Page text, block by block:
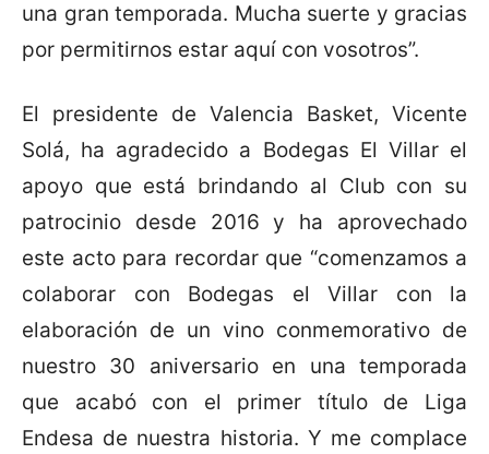
una gran temporada. Mucha suerte y gracias
por permitirnos estar aquí con vosotros”.
El presidente de Valencia Basket, Vicente
Solá, ha agradecido a Bodegas El Villar el
apoyo que está brindando al Club con su
patrocinio desde 2016 y ha aprovechado
este acto para recordar que “comenzamos a
colaborar con Bodegas el Villar con la
elaboración de un vino conmemorativo de
nuestro 30 aniversario en una temporada
que acabó con el primer título de Liga
Endesa de nuestra historia. Y me complace